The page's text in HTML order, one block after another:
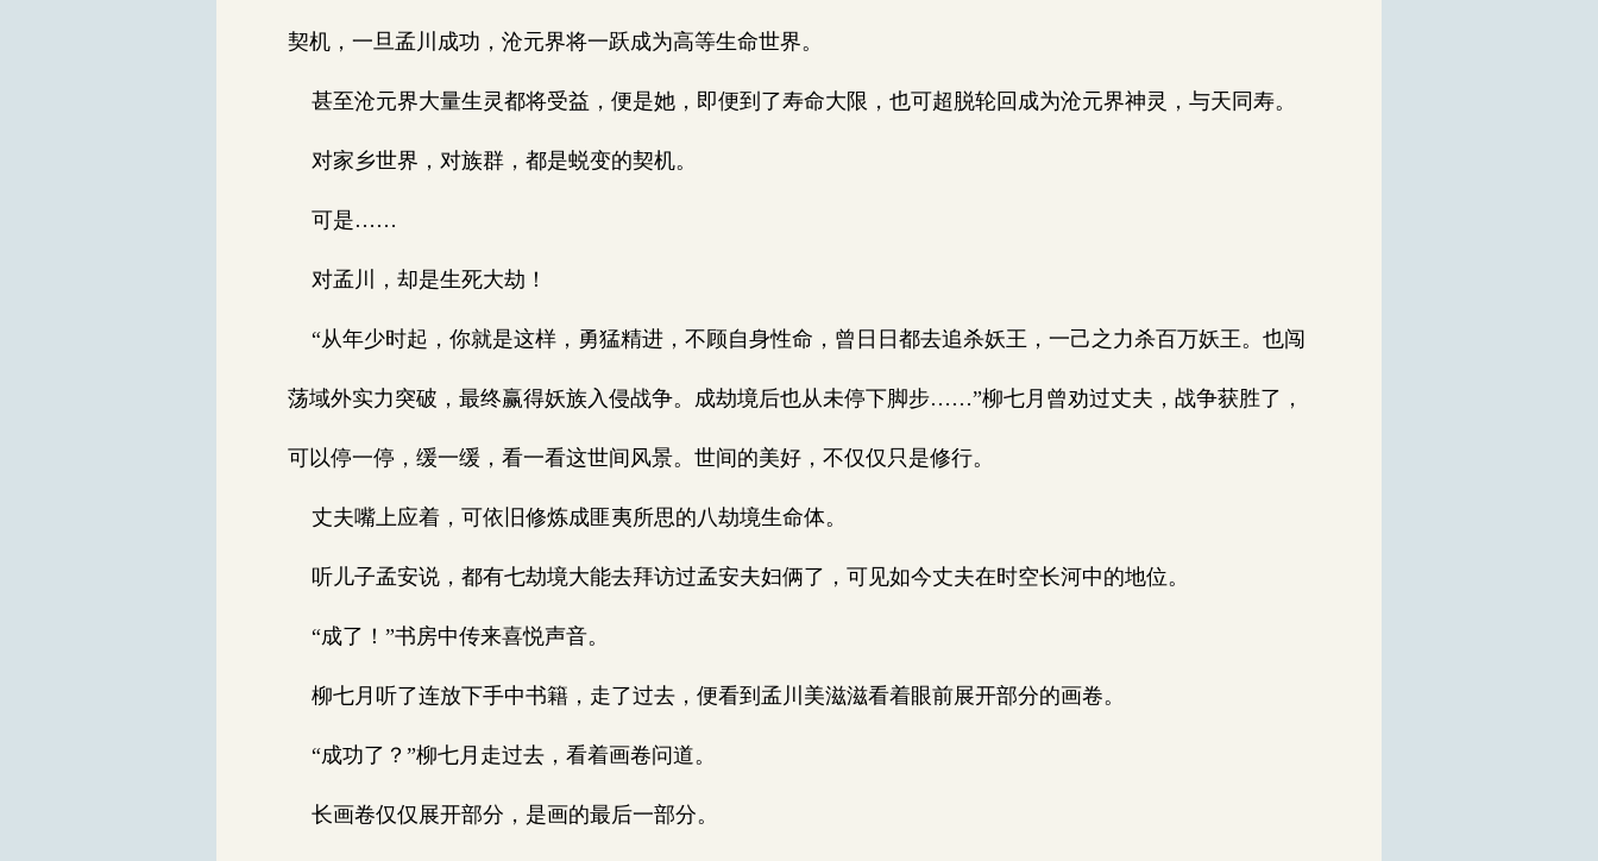
契机，一旦孟川成功，沧元界将一跃成为高等生命世界。
甚至沧元界大量生灵都将受益，便是她，即便到了寿命大限，也可超脱轮回成为沧元界神灵，与天同寿。
对家乡世界，对族群，都是蜕变的契机。
可是……
对孟川，却是生死大劫！
“从年少时起，你就是这样，勇猛精进，不顾自身性命，曾日日都去追杀妖王，一己之力杀百万妖王。也闯
荡域外实力突破，最终赢得妖族入侵战争。成劫境后也从未停下脚步……”柳七月曾劝过丈夫，战争获胜了，
可以停一停，缓一缓，看一看这世间风景。世间的美好，不仅仅只是修行。
丈夫嘴上应着，可依旧修炼成匪夷所思的八劫境生命体。
听儿子孟安说，都有七劫境大能去拜访过孟安夫妇俩了，可见如今丈夫在时空长河中的地位。
“成了！”书房中传来喜悦声音。
柳七月听了连放下手中书籍，走了过去，便看到孟川美滋滋看着眼前展开部分的画卷。
“成功了？”柳七月走过去，看着画卷问道。
长画卷仅仅展开部分，是画的最后一部分。